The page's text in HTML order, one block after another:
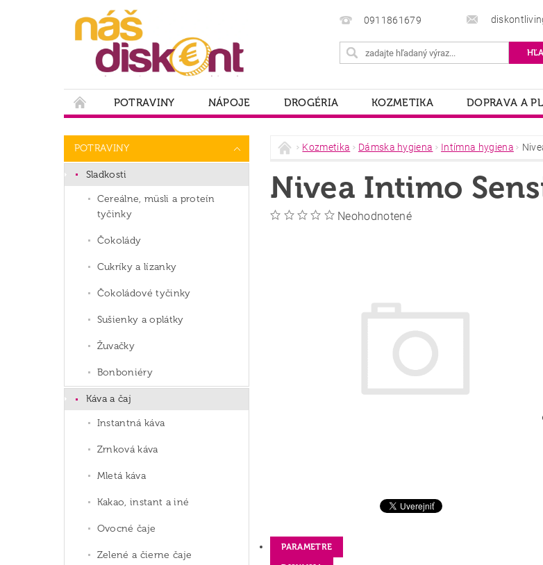
0911861679
POTRAVINY NÁPOJE DROGÉRIA KOZMETIKA DOPRAVA A
POTRAVINY
Sladkosti
Cereálne, müsli a proteín
tyčinky
Čokolády
Cukríky a lízanky
Čokoládové tyčinky
Sušienky a oplátky
Žuvačky
Bonboniéry
Káva a čaj
Instantná káva
Zrnková káva
Mletá káva
Kakao, instant a iné
Ovocné čaje
Zelené a čierne čaje
Kozmetika Dámska hygiena Intímna hygiena
Nivea Intimo
Neohodnotené
PARAMETRE